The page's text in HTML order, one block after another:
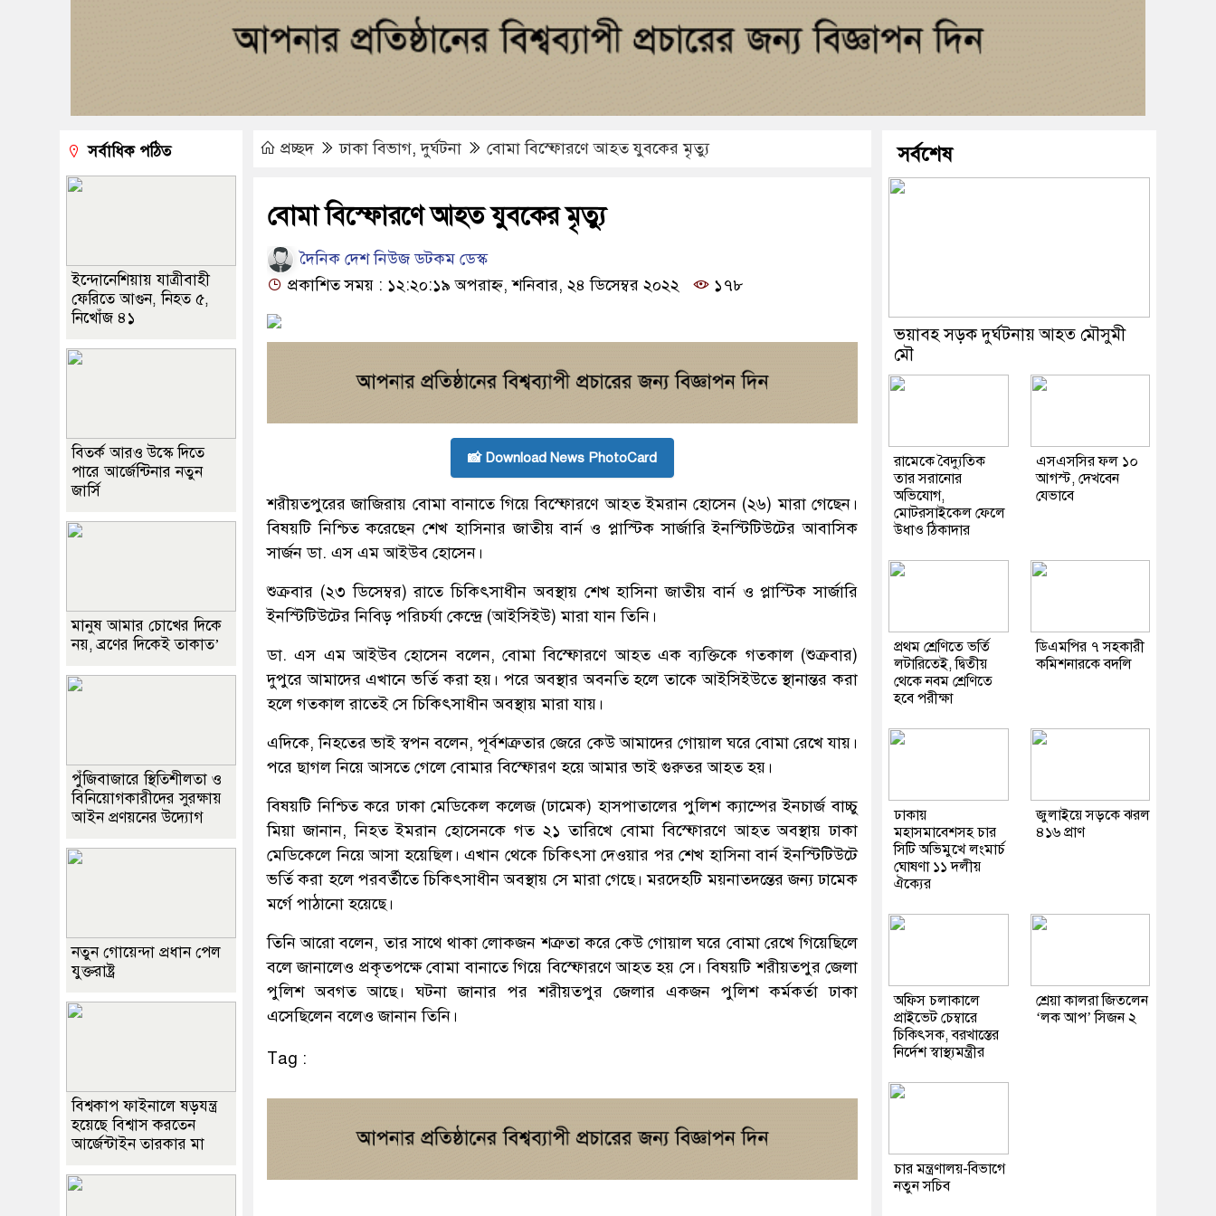
প্রচ্ছদ ঢাকা বিভাগ,দুর্ঘটনা বোমা বিস্ফোরণে আহত যুবকের মৃত্যু
বোমা বিস্ফোরণে আহত যুবকের মৃত্যু
দৈনিক দেশ নিউজ ডটকম ডেস্ক
প্রকাশিত সময় : ১২:২০:১৯ অপরাহ্ন, শনিবার, ২৪ ডিসেম্বর ২০২২
১৭৮
📸 Download News PhotoCard
শরীয়তপুরের জাজিরায় বোমা বানাতে গিয়ে বিস্ফোরণে আহত ইমরান হোসেন (২৬) মারা গেছেন।
বিষয়টি নিশ্চিত করেছেন শেখ হাসিনার জাতীয় বার্ন ও প্লাস্টিক সার্জারি ইনস্টিটিউটের আবাসিক
সার্জন ডা. এস এম আইউব হোসেন।
শুক্রবার (২৩ ডিসেম্বর) রাতে চিকিৎসাধীন অবস্থায় শেখ হাসিনা জাতীয় বার্ন ও প্লাস্টিক সার্জারি
ইনস্টিটিউটের নিবিড় পরিচর্যা কেন্দ্রে (আইসিইউ) মারা যান তিনি।
ডা. এস এম আইউব হোসেন বলেন, বোমা বিস্ফোরণে আহত এক ব্যক্তিকে গতকাল (শুক্রবার)
দুপুরে আমাদের এখানে ভর্তি করা হয়। পরে অবস্থার অবনতি হলে তাকে আইসিইউতে স্থানান্তর করা
হলে গতকাল রাতেই সে চিকিৎসাধীন অবস্থায় মারা যায়।
এদিকে, নিহতের ভাই স্বপন বলেন, পূর্বশত্রুতার জেরে কেউ আমাদের গোয়াল ঘরে বোমা রেখে যায়।
পরে ছাগল নিয়ে আসতে গেলে বোমার বিস্ফোরণ হয়ে আমার ভাই গুরুতর আহত হয়।
বিষয়টি নিশ্চিত করে ঢাকা মেডিকেল কলেজ (ঢামেক) হাসপাতালের পুলিশ ক্যাম্পের ইনচার্জ বাচ্চু
মিয়া জানান, নিহত ইমরান হোসেনকে গত ২১ তারিখে বোমা বিস্ফোরণে আহত অবস্থায় ঢাকা
মেডিকেলে নিয়ে আসা হয়েছিল। এখান থেকে চিকিৎসা দেওয়ার পর শেখ হাসিনা বার্ন ইনস্টিটিউটে
ভর্তি করা হলে পরবর্তীতে চিকিৎসাধীন অবস্থায় সে মারা গেছে। মরদেহটি ময়নাতদন্তের জন্য ঢামেক
মর্গে পাঠানো হয়েছে।
তিনি আরো বলেন, তার সাথে থাকা লোকজন শত্রুতা করে কেউ গোয়াল ঘরে বোমা রেখে গিয়েছিলে
বলে জানালেও প্রকৃতপক্ষে বোমা বানাতে গিয়ে বিস্ফোরণে আহত হয় সে। বিষয়টি শরীয়তপুর জেলা
পুলিশ অবগত আছে। ঘটনা জানার পর শরীয়তপুর জেলার একজন পুলিশ কর্মকর্তা ঢাকা
এসেছিলেন বলেও জানান তিনি।
Tag :
সর্বাধিক পঠিত
ইন্দোনেশিয়ায় যাত্রীবাহী
ফেরিতে আগুন, নিহত ৫,
নিখোঁজ ৪১
বিতর্ক আরও উস্কে দিতে
পারে আর্জেন্টিনার নতুন
জার্সি
মানুষ আমার চোখের দিকে
নয়, ব্রণের দিকেই তাকাত’
পুঁজিবাজারে স্থিতিশীলতা ও
বিনিয়োগকারীদের সুরক্ষায়
আইন প্রণয়নের উদ্যোগ
নতুন গোয়েন্দা প্রধান পেল
যুক্তরাষ্ট্র
বিশ্বকাপ ফাইনালে ষড়যন্ত্র
হয়েছে বিশ্বাস করতেন
আর্জেন্টাইন তারকার মা
সর্বশেষ
ভয়াবহ সড়ক দুর্ঘটনায় আহত মৌসুমী
মৌ
রামেকে বৈদ্যুতিক
তার সরানোর
অভিযোগ,
মোটরসাইকেল ফেলে
উধাও ঠিকাদার
এসএসসির ফল ১০
আগস্ট, দেখবেন
যেভাবে
প্রথম শ্রেণিতে ভর্তি
লটারিতেই, দ্বিতীয়
থেকে নবম শ্রেণিতে
হবে পরীক্ষা
ডিএমপির ৭ সহকারী
কমিশনারকে বদলি
ঢাকায়
মহাসমাবেশসহ চার
সিটি অভিমুখে লংমার্চ
ঘোষণা ১১ দলীয়
ঐক্যের
জুলাইয়ে সড়কে ঝরল
৪১৬ প্রাণ
অফিস চলাকালে
প্রাইভেট চেম্বারে
চিকিৎসক, বরখাস্তের
নির্দেশ স্বাস্থ্যমন্ত্রীর
শ্রেয়া কালরা জিতলেন
‘লক আপ’ সিজন ২
চার মন্ত্রণালয়-বিভাগে
নতুন সচিব